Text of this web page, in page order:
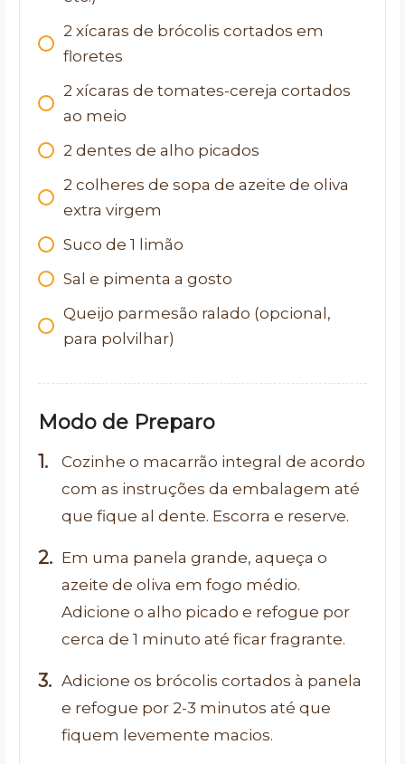
2 xícaras de brócolis cortados em
floretes
2 xícaras de tomates-cereja cortados
ao meio
2 dentes de alho picados
2 colheres de sopa de azeite de oliva
extra virgem
Suco de 1 limão
Sal e pimenta a gosto
Queijo parmesão ralado (opcional,
para polvilhar)
Modo de Preparo
Cozinhe o macarrão integral de acordo
com as instruções da embalagem até
que fique al dente. Escorra e reserve.
Em uma panela grande, aqueça o
azeite de oliva em fogo médio.
Adicione o alho picado e refogue por
cerca de 1 minuto até ficar fragrante.
Adicione os brócolis cortados à panela
e refogue por 2-3 minutos até que
fiquem levemente macios.